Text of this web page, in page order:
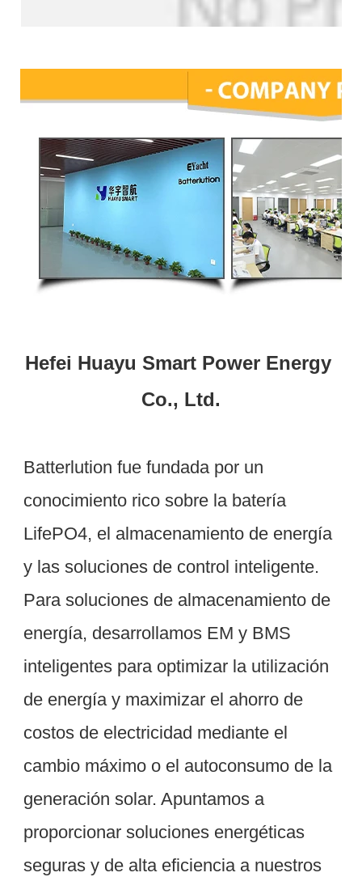
Hefei Huayu Smart Power Energy
Batterlution fue fundada por un
conocimiento rico sobre la batería
LifePO4, el almacenamiento de energía
y las soluciones de control inteligente.
Para soluciones de almacenamiento de
energía, desarrollamos EM y BMS
inteligentes para optimizar la utilización
de energía y maximizar el ahorro de
costos de electricidad mediante el
cambio máximo o el autoconsumo de la
generación solar. Apuntamos a
proporcionar soluciones energéticas
seguras y de alta eficiencia a nuestros